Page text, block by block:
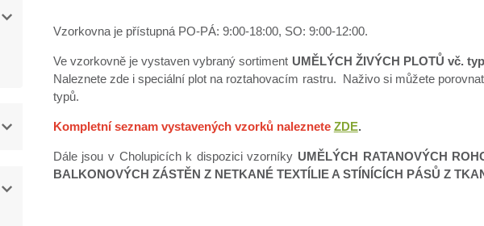
Vzorkovna je přístupná PO-PÁ: 9:00-18:00, SO: 9:00-12:00.
Ve vzorkovně je vystaven vybraný sortiment UMĚLÝCH ŽIVÝCH PLOTŮ vč.
Naleznete zde i speciální plot na roztahovacím rastru. Naživo si můžete
typů.
Kompletní seznam vystavených vzorků naleznete ZDE.
Dále jsou v Cholupicích k dispozici vzorníky UMĚLÝCH RATANOVÝCH
BALKONOVÝCH ZÁSTĚN Z NETKANÉ TEXTÍLIE A STÍNÍCÍCH PÁSŮ Z